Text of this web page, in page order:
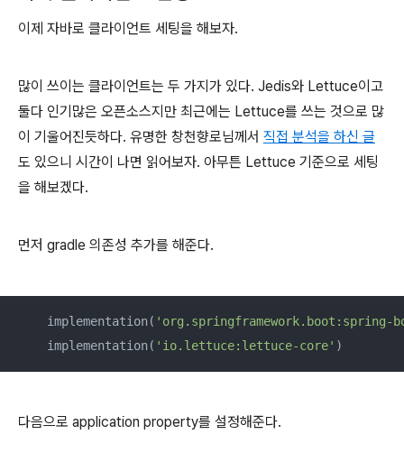
이제 자바로 클라이언트 세팅을 해보자.
많이 쓰이는 클라이언트는 두 가지가 있다. Jedis와 Lettuce이고
둘다 인기많은 오픈소스지만 최근에는 Lettuce를 쓰는 것으로 많
이 기울어진듯하다. 유명한 창천향로님께서 직접 분석을 하신 글
도 있으니 시간이 나면 읽어보자. 아무튼 Lettuce 기준으로 세팅
을 해보겠다.
먼저 gradle 의존성 추가를 해준다.
    implementation(
    implementation(
'io.lettuce:lettuce-core' )
다음으로 application property를 설정해준다.